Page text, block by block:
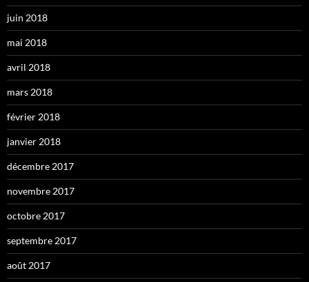
juin 2018
mai 2018
avril 2018
mars 2018
février 2018
janvier 2018
décembre 2017
novembre 2017
octobre 2017
septembre 2017
août 2017